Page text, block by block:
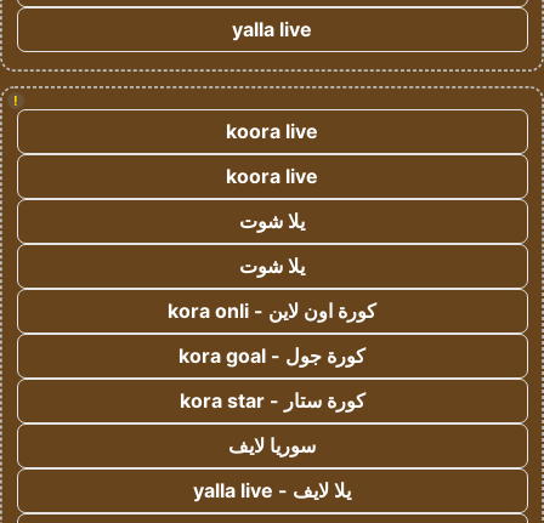
yalla live
!
koora live
koora live
يلا شوت
يلا شوت
كورة اون لاين - kora onli
كورة جول - kora goal
كورة ستار - kora star
سوريا لايف
يلا لايف - yalla live